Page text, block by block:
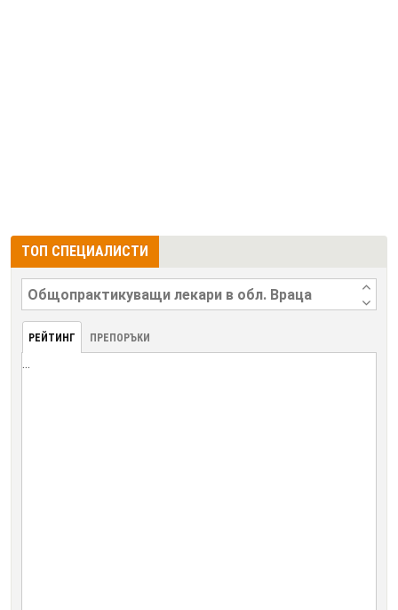
ТОП СПЕЦИАЛИСТИ
РЕЙТИНГ ПРЕПОРЪКИ
...